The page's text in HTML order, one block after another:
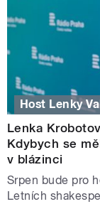
Host Lenky
Lenka
Kdybych se
v blázinci
Srpen bude pro
Letních